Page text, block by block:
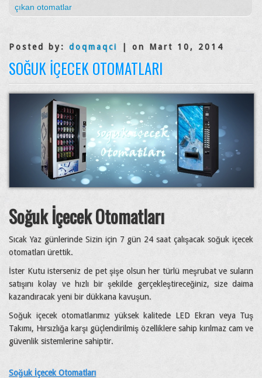
çıkan otomatlar
Posted by: doqmaqci | on Mart 10, 2014
SOĞUK İÇECEK OTOMATLARI
Soğuk İçecek Otomatları
Sıcak Yaz günlerinde Sizin için 7 gün 24 saat çalışacak soğuk içecek
otomatları ürettik.
İster Kutu isterseniz de pet şişe olsun her türlü meşrubat ve suların
satışını kolay ve hızlı bir şekilde gerçekleştireceğiniz, size daima
kazandıracak yeni bir dükkana kavuşun.
Soğuk içecek otomatlarımız yüksek kalitede LED Ekran veya Tuş
Takımı, Hırsızlığa karşı güçlendirilmiş özelliklere sahip kırılmaz cam ve
güvenlik sistemlerine sahiptir.
Soğuk İçecek Otomatları